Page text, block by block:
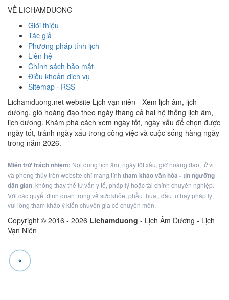
VỀ LICHAMDUONG
Giới thiệu
Tác giả
Phương pháp tính lịch
Liên hệ
Chính sách bảo mật
Điều khoản dịch vụ
Sitemap · RSS
Lichamduong.net website Lịch vạn niên - Xem lịch âm, lịch
dương, giờ hoàng đạo theo ngày tháng cả hai hệ thống lịch âm,
lịch dương. Khám phá cách xem ngày tốt, ngày xấu để chọn được
ngày tốt, tránh ngày xấu trong công việc và cuộc sống hàng ngày
trong năm 2026.
Miễn trừ trách nhiệm: Nội dung lịch âm, ngày tốt xấu, giờ hoàng đạo, tử vi
và phong thủy trên website chỉ mang tính tham khảo văn hóa - tín ngưỡng
dân gian, không thay thế tư vấn y tế, pháp lý hoặc tài chính chuyên nghiệp.
Với các quyết định quan trọng về sức khỏe, phẫu thuật, đầu tư hay pháp lý,
vui lòng tham khảo ý kiến chuyên gia có chuyên môn.
Copyright © 2016 - 2026 Lichamduong - Lịch Âm Dương - Lịch
Vạn Niên